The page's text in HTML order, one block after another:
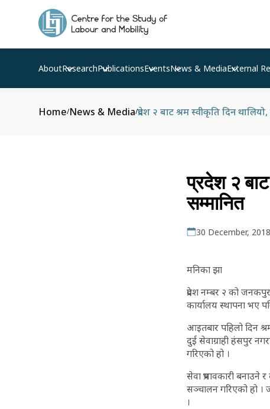
AboutResearchPublicationsEventsNews & MediaExternal
Home/News & Media/प्रदेश २ बाट श्रम स्वीकृति दिन
प्रदेश २
सम्मानित
30 December, 2018
मनिका झा
प्रदेश नम्बर २ को
कार्यालय स्थापना भए
आइतबार पहिलो दिन
दुई सेवाग्राही हंसपुर
गरिएको हो ।
सेवा प्रभावकारी बनाउने
सञ्चालन गरिएको हो ।
।